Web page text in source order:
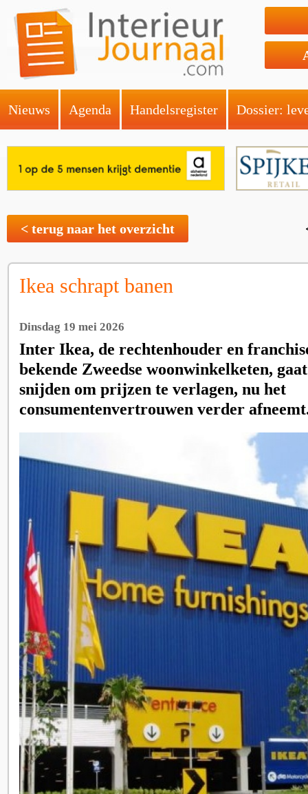
Nieuws Agenda Handelsregister Dossier:
< terug naar het overzicht
Ikea schrapt banen
Dinsdag 19 mei 2026
Inter Ikea, de rechtenhouder en
bekende Zweedse woonwinkelketen,
snijden om prijzen te verlagen, nu het
consumentenvertrouwen verder